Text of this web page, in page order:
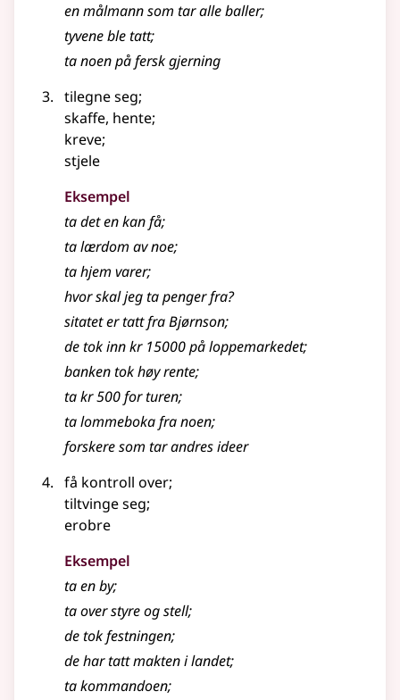
en målmann som tar alle baller;
tyvene ble tatt;
ta noen på fersk gjerning
tilegne seg;
skaffe, hente;
kreve;
stjele
Eksempel
ta det en kan få;
ta lærdom av noe;
ta hjem varer;
hvor skal jeg ta penger fra?
sitatet er tatt fra Bjørnson;
de tok inn kr 15000 på loppemarkedet;
banken tok høy rente;
ta kr 500 for turen;
ta lommeboka fra noen;
forskere som tar andres ideer
få kontroll over;
tiltvinge seg;
erobre
Eksempel
ta en by;
ta over styre og stell;
de tok festningen;
de har tatt makten i landet;
ta kommandoen;